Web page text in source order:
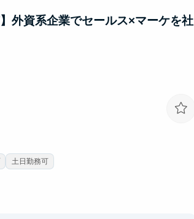
外資系企業でセールス×マーケを社
土日勤務可